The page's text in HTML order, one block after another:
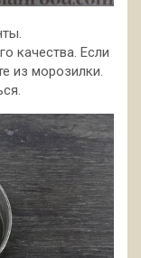
качества. Если
из морозилки.